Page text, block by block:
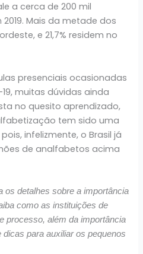
a cerca de 200 mil
Mais da metade dos
e 21,7% residem no
presenciais ocasionadas
muitas dúvidas ainda
no quesito aprendizado,
tem sido uma
infelizmente, o Brasil já
de analfabetos acima
os detalhes sobre a importância
como as instituições de
processo, além da importância
para auxiliar os pequenos